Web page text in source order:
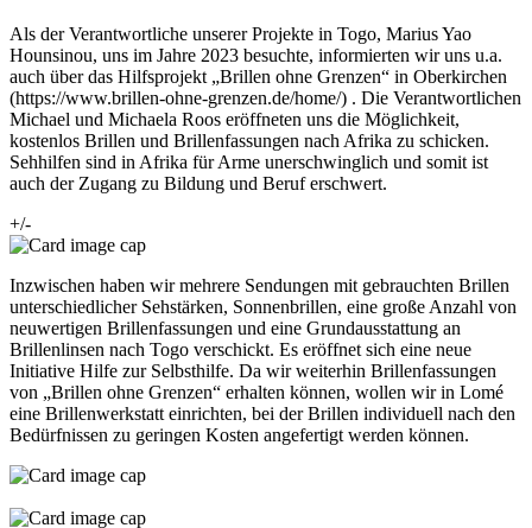
Als der Verantwortliche unserer Projekte in Togo, Marius Yao
Hounsinou, uns im Jahre 2023 besuchte, informierten wir uns u.a.
auch über das Hilfsprojekt „Brillen ohne Grenzen“ in Oberkirchen
(https://www.brillen-ohne-grenzen.de/home/) . Die Verantwortlichen
Michael und Michaela Roos eröffneten uns die Möglichkeit,
kostenlos Brillen und Brillenfassungen nach Afrika zu schicken.
Sehhilfen sind in Afrika für Arme unerschwinglich und somit ist
auch der Zugang zu Bildung und Beruf erschwert.
+/-
Inzwischen haben wir mehrere Sendungen mit gebrauchten Brillen
unterschiedlicher Sehstärken, Sonnenbrillen, eine große Anzahl von
neuwertigen Brillenfassungen und eine Grundausstattung an
Brillenlinsen nach Togo verschickt. Es eröffnet sich eine neue
Initiative Hilfe zur Selbsthilfe. Da wir weiterhin Brillenfassungen
von „Brillen ohne Grenzen“ erhalten können, wollen wir in Lomé
eine Brillenwerkstatt einrichten, bei der Brillen individuell nach den
Bedürfnissen zu geringen Kosten angefertigt werden können.